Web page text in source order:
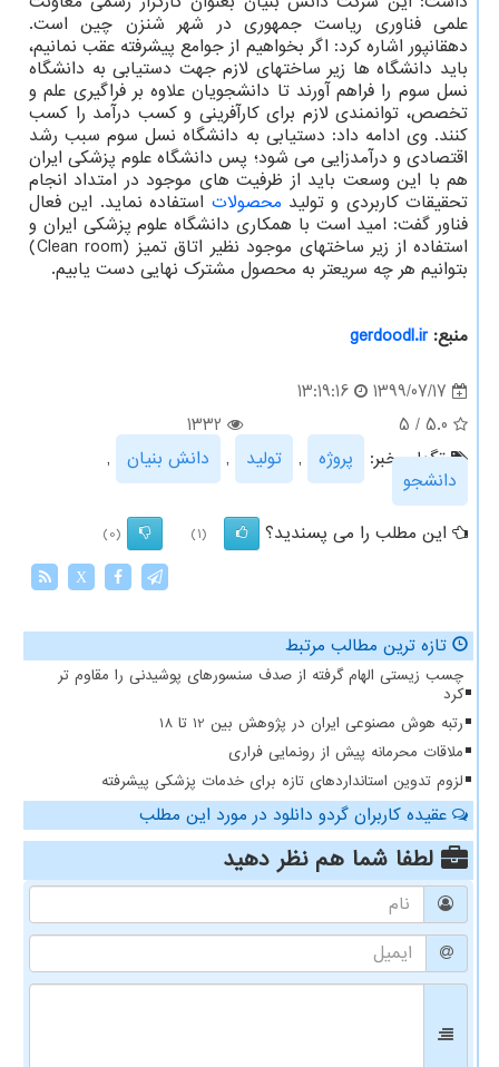
علمی فناوری ریاست جمهوری در شهر شنزن چین است.
دهقانپور اشاره کرد: اگر بخواهیم از جوامع پیشرفته عقب نمانیم،
باید دانشگاه ها زیر ساختهای لازم جهت دستیابی به دانشگاه
نسل سوم را فراهم آورند تا دانشجویان علاوه بر فراگیری علم و
تخصص، توانمندی لازم برای کارآفرینی و کسب درآمد را کسب
کنند. وی ادامه داد: دستیابی به دانشگاه نسل سوم سبب رشد
اقتصادی و درآمدزایی می شود؛ پس دانشگاه علوم پزشکی ایران
هم با این وسعت باید از ظرفیت های موجود در امتداد انجام
تحقیقات کاربردی و تولید محصولات استفاده نماید. این فعال
فناور گفت: امید است با همکاری دانشگاه علوم پزشکی ایران و
استفاده از زیر ساختهای موجود نظیر اتاق تمیز (Clean room)
بتوانیم هر چه سریعتر به محصول مشترک نهایی دست یابیم.
منبع:gerdoodl.ir
1399/07/17
13:19:16
5.0
/
5
1332
تگهای خبر:
پروژه , تولید , دانش بنیان
,
دانشجو
این مطلب را می پسندید؟
(1)
(0)
X
تازه ترین مطالب مرتبط
چسب زیستی الهام گرفته از صدف سنسورهای پوشیدنی را مقاوم تر
کرد
رتبه هوش مصنوعی ایران در پژوهش بین 12 تا 18
ملاقات محرمانه پیش از رونمایی فراری
لزوم تدوین استانداردهای تازه برای خدمات پزشکی پیشرفته
عقیده کاربران گردو دانلود در مورد این مطلب
لطفا شما همنظر دهید